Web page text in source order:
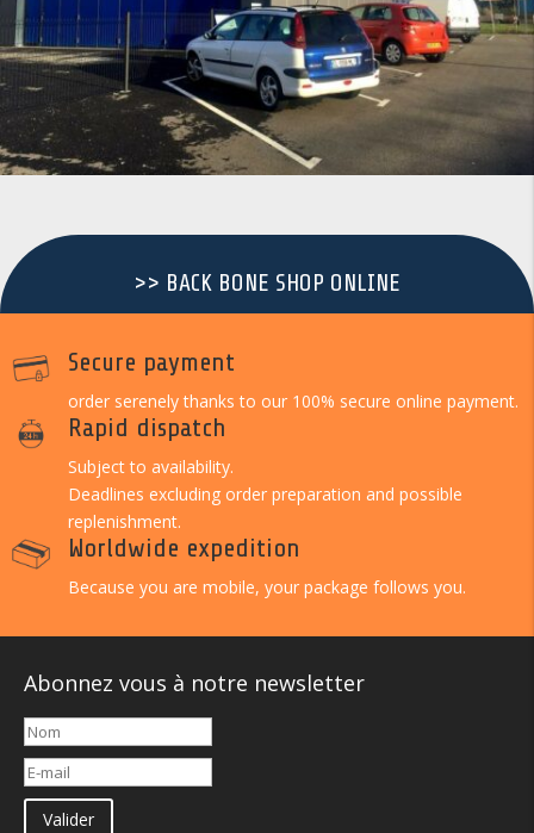
>> BACK BONE SHOP ONLINE
Secure payment
order serenely thanks to our 100% secure online payment.
Rapid dispatch
Subject to availability.
Deadlines excluding order preparation and possible
replenishment.
Worldwide expedition
Because you are mobile, your package follows you.
Abonnez vous à notre newsletter
Valider